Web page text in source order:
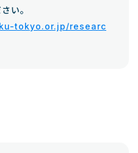
い。
tokyo.or.jp/researc